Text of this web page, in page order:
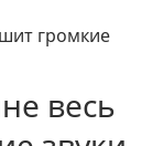
громкие
весь